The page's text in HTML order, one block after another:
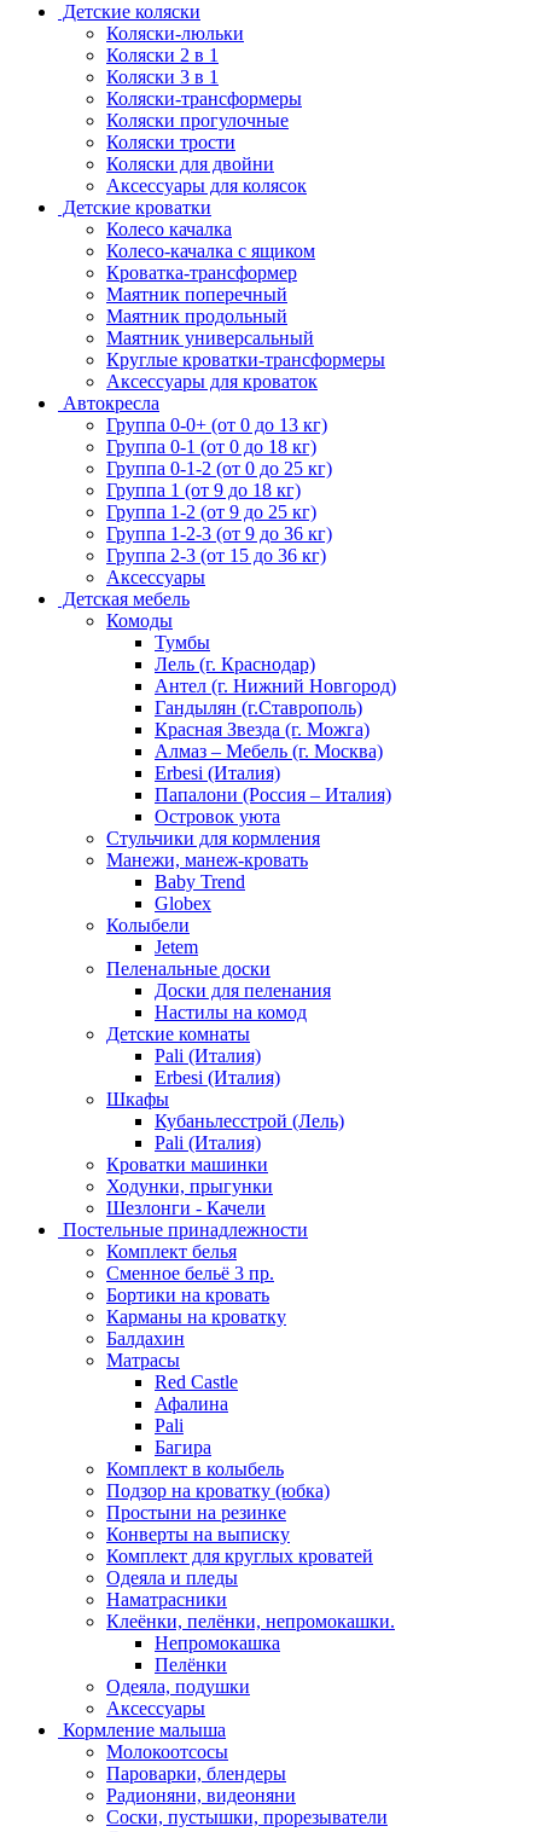
Детские коляски
Коляски-люльки
Коляски 2 в 1
Коляски 3 в 1
Коляски-трансформеры
Коляски прогулочные
Коляски трости
Коляски для двойни
Аксессуары для колясок
Детские кроватки
Колесо качалка
Колесо-качалка с ящиком
Кроватка-трансформер
Маятник поперечный
Маятник продольный
Маятник универсальный
Круглые кроватки-трансформеры
Аксессуары для кроваток
Автокресла
Группа 0-0+ (от 0 до 13 кг)
Группа 0-1 (от 0 до 18 кг)
Группа 0-1-2 (от 0 до 25 кг)
Группа 1 (от 9 до 18 кг)
Группа 1-2 (от 9 до 25 кг)
Группа 1-2-3 (от 9 до 36 кг)
Группа 2-3 (от 15 до 36 кг)
Аксессуары
Детская мебель
Комоды
Тумбы
Лель (г. Краснодар)
Антел (г. Нижний Новгород)
Гандылян (г.Ставрополь)
Красная Звезда (г. Можга)
Алмаз – Мебель (г. Москва)
Erbesi (Италия)
Папалони (Россия – Италия)
Островок уюта
Стульчики для кормления
Манежи, манеж-кровать
Baby Trend
Globex
Колыбели
Jetem
Пеленальные доски
Доски для пеленания
Настилы на комод
Детские комнаты
Pali (Италия)
Erbesi (Италия)
Шкафы
Кубаньлесстрой (Лель)
Pali (Италия)
Кроватки машинки
Ходунки, прыгунки
Шезлонги - Качели
Постельные принадлежности
Комплект белья
Сменное бельё 3 пр.
Бортики на кровать
Карманы на кроватку
Балдахин
Матрасы
Red Castle
Афалина
Pali
Багира
Комплект в колыбель
Подзор на кроватку (юбка)
Простыни на резинке
Конверты на выписку
Комплект для круглых кроватей
Одеяла и пледы
Наматрасники
Клеёнки, пелёнки, непромокашки.
Непромокашка
Пелёнки
Одеяла, подушки
Аксессуары
Кормление малыша
Молокоотсосы
Пароварки, блендеры
Радионяни, видеоняни
Соски, пустышки, прорезыватели